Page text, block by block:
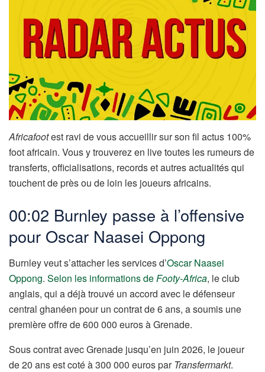
Africafootest ravi de vous accueillir sur son fil actus 100%
foot africain. Vous y trouverez en live toutes les rumeurs de
transferts, officialisations, records et autres actualités qui
touchent de près ou de loin les joueurs africains.
00:02 Burnley passe à l’offensive
pour Oscar Naasei Oppong
Burnley veut s’attacher les services d’Oscar Naasei
Oppong. Selon les informations deFooty-Africa, le club
anglais, qui a déjà trouvé un accord avec le défenseur
central ghanéen pour un contrat de 6 ans, a soumis une
première offre de 600 000 euros à Grenade.
Sous contrat avec Grenade jusqu’en juin 2026, le joueur
de 20 ans est coté à 300 000 euros par Transfermarkt.